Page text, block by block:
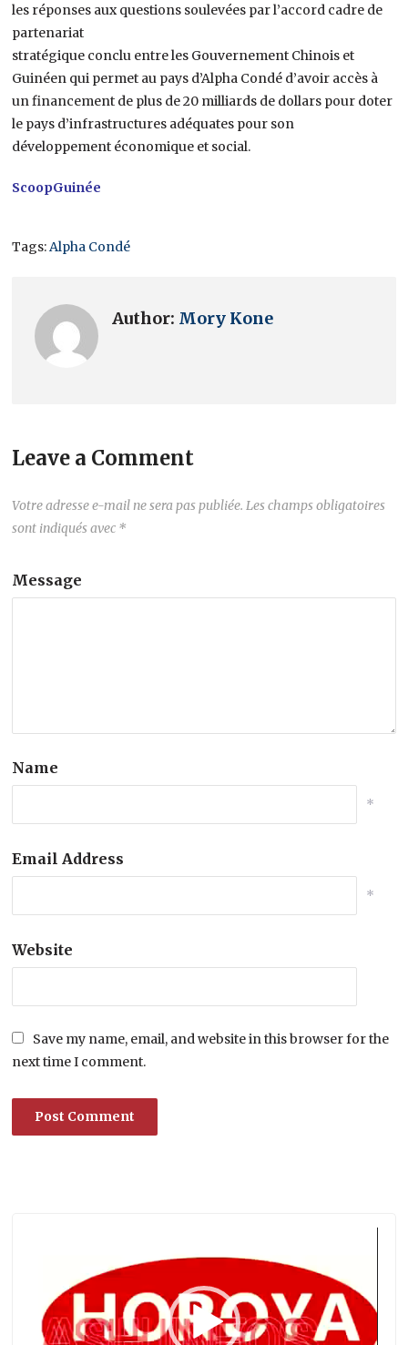
les réponses aux questions soulevées par l’accord cadre de
partenariat
stratégique conclu entre les Gouvernement Chinois et
Guinéen qui permet au pays d’Alpha Condé d’avoir accès à
un financement de plus de 20 milliards de dollars pour doter
le pays d’infrastructures adéquates pour son
développement économique et social.
ScoopGuinée
Tags: Alpha Condé
Author: Mory Kone
Leave a Comment
Votre adresse e-mail ne sera pas publiée. Les champs obligatoires
sont indiqués avec *
Message
Name
*
Email Address
*
Website
Save my name, email, and website in this browser for the
next time I comment.